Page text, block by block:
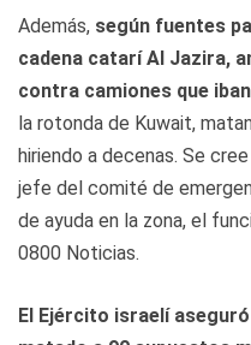
Además, según fuentes
cadena catarí Al Jazira,
contra camiones que
la rotonda de Kuwait,
hiriendo a decenas. Se
jefe del comité de
de ayuda en la zona, el
0800 Noticias.
El Ejército israelí